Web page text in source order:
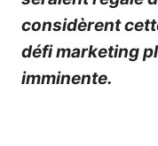
considèrent
défi marketing
imminente.